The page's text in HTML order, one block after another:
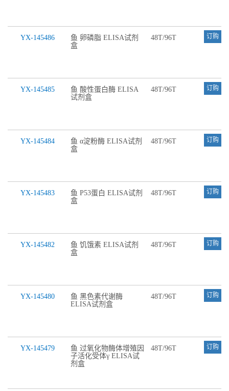
YX-145486
鱼 卵磷脂 ELISA试剂
盒
48T/96T 订购
YX-145485
鱼 酸性蛋白酶 ELISA
试剂盒
48T/96T 订购
YX-145484
鱼 α淀粉酶 ELISA试剂
盒
48T/96T 订购
YX-145483
鱼 P53蛋白 ELISA试剂
盒
48T/96T 订购
YX-145482
鱼 饥饿素 ELISA试剂
盒
48T/96T 订购
YX-145480
鱼 黑色素代谢酶
ELISA试剂盒
48T/96T 订购
YX-145479
鱼 过氧化物酶体增殖因
子活化受体γ ELISA试
剂盒
48T/96T 订购